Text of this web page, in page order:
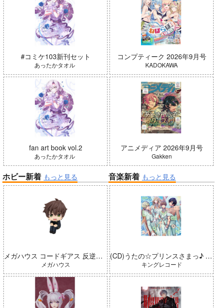
り
アイドルマスター ミリオンラ
イブ！
#コミケ103新刊セット
あったかタオル
fan art book vol.2
あったかタオル
コンプティーク 2026年9月号
KADOKAWA
アニメディア 2026年9月号
Gakken
ホビー新着 もっと見る
メガハウス コードギアス 反逆のルルーシュ るかっぷ 枢木スザク 完成品
メガハウス
音楽新着 もっと見る
(CD)うたの☆プリンスさまっ♪ LIVE EMOTION 2nd Anniversary CD トキヤ・カミュ・瑛二・大和
キングレコード